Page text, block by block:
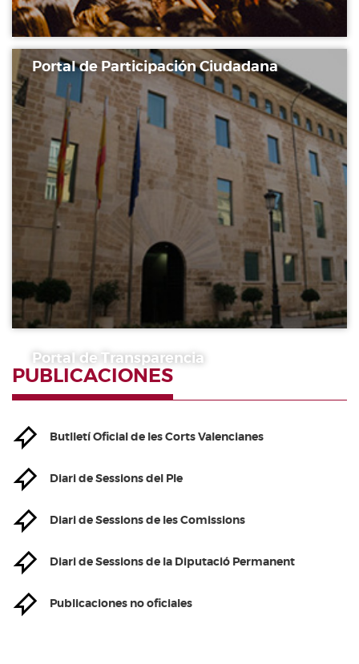
Portal de Participación Ciudadana
Portal de Transparencia
PUBLICACIONES
Butlletí Oficial de les Corts Valencianes
Diari de Sessions del Ple
Diari de Sessions de les Comissions
Diari de Sessions de la Diputació Permanent
Publicaciones no oficiales